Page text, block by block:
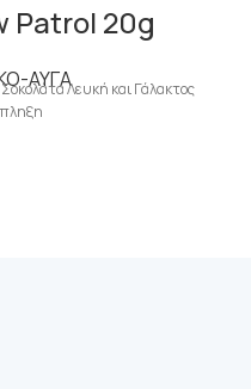
Patrol 20g
ΑΥΓΑΛευκή και Γάλακτος